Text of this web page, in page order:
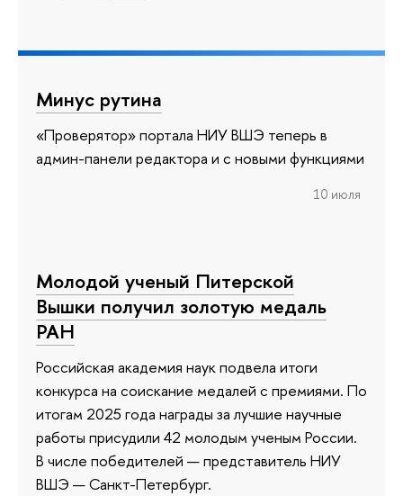
Минус рутина
«Проверятор» портала НИУ ВШЭ теперь в
админ-панели редактора и с новыми функциями
10 июля
Молодой ученый Питерской
Вышки получил золотую медаль
РАН
Российская академия наук подвела итоги
конкурса на соискание медалей с премиями. По
итогам 2025 года награды за лучшие научные
работы присудили 42 молодым ученым России.
В числе победителей — представитель НИУ
ВШЭ — Санкт-Петербург.